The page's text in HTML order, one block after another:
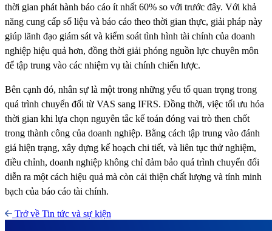
thời gian phát hành báo cáo ít nhất 60% so với trước đây. Với khả
năng cung cấp số liệu và báo cáo theo thời gian thực, giải pháp này
giúp lãnh đạo giám sát và kiểm soát tình hình tài chính của doanh
nghiệp hiệu quả hơn, đồng thời giải phóng nguồn lực chuyên môn
để tập trung vào các nhiệm vụ tài chính chiến lược.
Bên cạnh đó, nhân sự là một trong những yếu tố quan trọng trong
quá trình chuyển đổi từ VAS sang IFRS. Đồng thời, việc tối ưu hóa
thời gian khi lựa chọn nguyên tắc kế toán đóng vai trò then chốt
trong thành công của doanh nghiệp. Bằng cách tập trung vào đánh
giá hiện trạng, xây dựng kế hoạch chi tiết, và liên tục thử nghiệm,
điều chỉnh, doanh nghiệp không chỉ đảm bảo quá trình chuyển đổi
diễn ra một cách hiệu quả mà còn cải thiện chất lượng và tính minh
bạch của báo cáo tài chính.
Trở về Tin tức và sự kiện